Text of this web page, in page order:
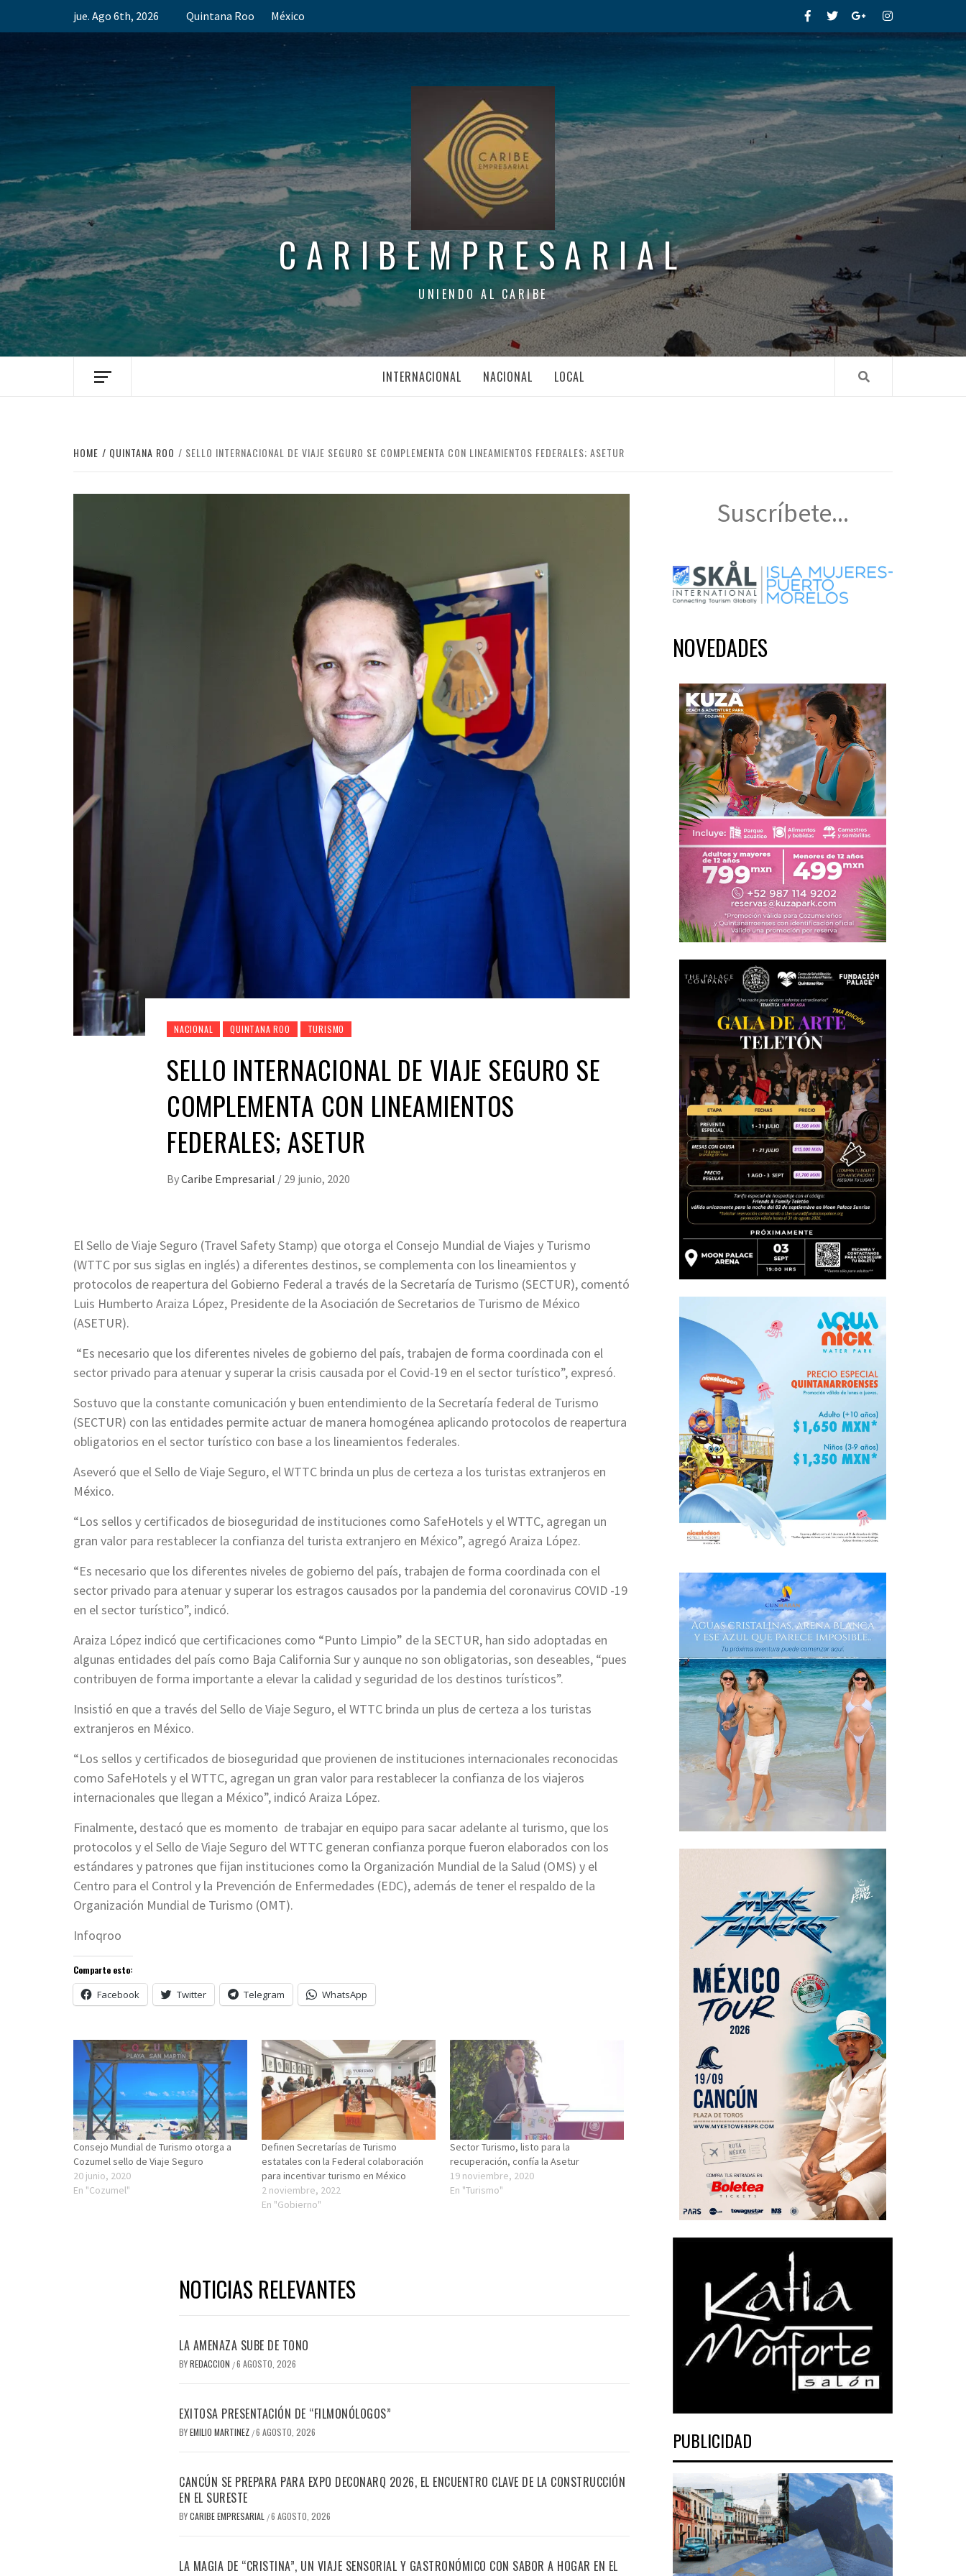
jue. Ago 6th, 2026 Quintana Roo México FacebookTwitterGoogle+Instagram
CARIBEMPRESARIAL
UNIENDO AL CARIBE
INTERNACIONAL NACIONAL LOCAL
HOME QUINTANA ROO SELLO INTERNACIONAL DE VIAJE SEGURO SE COMPLEMENTA CON LINEAMIENTOS FEDERALES; ASETUR
NACIONAL QUINTANA ROO TURISMO
SELLO INTERNACIONAL DE VIAJE SEGURO SE
COMPLEMENTA CON LINEAMIENTOS
FEDERALES; ASETUR
ByCaribe Empresarial / 29 junio, 2020
El Sello de Viaje Seguro (Travel Safety Stamp) que otorga el Consejo Mundial de Viajes y Turismo
(WTTC por sus siglas en inglés) a diferentes destinos, se complementa con los lineamientos y
protocolos de reapertura del Gobierno Federal a través de la Secretaría de Turismo (SECTUR), comentó
Luis Humberto Araiza López, Presidente de la Asociación de Secretarios de Turismo de México
(ASETUR).
“Es necesario que los diferentes niveles de gobierno del país, trabajen de forma coordinada con el
sector privado para atenuar y superar la crisis causada por el Covid-19 en el sector turístico”, expresó.
Sostuvo que la constante comunicación y buen entendimiento de la Secretaría federal de Turismo
(SECTUR) con las entidades permite actuar de manera homogénea aplicando protocolos de reapertura
obligatorios en el sector turístico con base a los lineamientos federales.
Aseveró que el Sello de Viaje Seguro, el WTTC brinda un plus de certeza a los turistas extranjeros en
México.
“Los sellos y certificados de bioseguridad de instituciones como SafeHotels y el WTTC, agregan un
gran valor para restablecer la confianza del turista extranjero en México”, agregó Araiza López.
“Es necesario que los diferentes niveles de gobierno del país, trabajen de forma coordinada con el
sector privado para atenuar y superar los estragos causados por la pandemia del coronavirus COVID -19
en el sector turístico”, indicó.
Araiza López indicó que certificaciones como “Punto Limpio” de la SECTUR, han sido adoptadas en
algunas entidades del país como Baja California Sur y aunque no son obligatorias, son deseables, “pues
contribuyen de forma importante a elevar la calidad y seguridad de los destinos turísticos”.
Insistió en que a través del Sello de Viaje Seguro, el WTTC brinda un plus de certeza a los turistas
extranjeros en México.
“Los sellos y certificados de bioseguridad que provienen de instituciones internacionales reconocidas
como SafeHotels y el WTTC, agregan un gran valor para restablecer la confianza de los viajeros
internacionales que llegan a México”, indicó Araiza López.
Finalmente, destacó que es momento de trabajar en equipo para sacar adelante al turismo, que los
protocolos y el Sello de Viaje Seguro del WTTC generan confianza porque fueron elaborados con los
estándares y patrones que fijan instituciones como la Organización Mundial de la Salud (OMS) y el
Centro para el Control y la Prevención de Enfermedades (EDC), además de tener el respaldo de la
Organización Mundial de Turismo (OMT).
Infoqroo
Comparte esto:
Facebook Twitter Telegram WhatsApp
Consejo Mundial de Turismo otorga a
Cozumel sello de Viaje Seguro
20 junio, 2020
En "Cozumel"
Definen Secretarías de Turismo
estatales con la Federal colaboración
para incentivar turismo en México
2 noviembre, 2022
En "Gobierno"
Sector Turismo, listo para la
recuperación, confía la Asetur
19 noviembre, 2020
En "Turismo"
NOTICIAS RELEVANTES
LA AMENAZA SUBE DE TONO
BYREDACCION /6 AGOSTO, 2026
EXITOSA PRESENTACIÓN DE “FILMONÓLOGOS”
BYEMILIO MARTINEZ /6 AGOSTO, 2026
CANCÚN SE PREPARA PARA EXPO DECONARQ 2026, EL ENCUENTRO CLAVE DE LA CONSTRUCCIÓN
EN EL SURESTE
BYCARIBE EMPRESARIAL /6 AGOSTO, 2026
LA MAGIA DE “CRISTINA”, UN VIAJE SENSORIAL Y GASTRONÓMICO CON SABOR A HOGAR EN EL
Suscríbete...
NOVEDADES
PUBLICIDAD